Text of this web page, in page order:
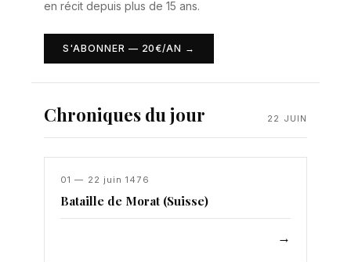
en récit depuis plus de 15 ans.
S'ABONNER — 20€/AN →
Chroniques du jour 22 JUIN
01 — 22 juin 1476
Bataille de Morat (Suisse)
→